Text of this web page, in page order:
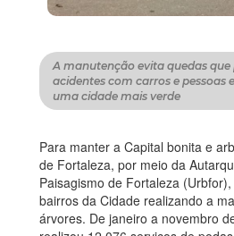
A manutenção evita quedas
acidentes com carros e pessoas
uma cidade mais verde
Para manter a Capital bonita e
de Fortaleza, por meio da
Paisagismo de Fortaleza
bairros da Cidade realizando a
árvores. De janeiro a novembro